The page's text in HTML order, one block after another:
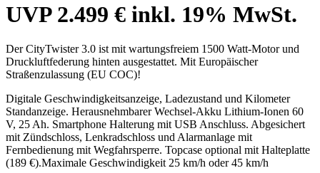
UVP 2.499 € inkl. 19% MwSt.
Der CityTwister 3.0 ist mit wartungsfreiem 1500 Watt-Motor und
Druckluftfederung hinten ausgestattet. Mit Europäischer
Straßenzulassung (EU COC)!
Digitale Geschwindigkeitsanzeige, Ladezustand und Kilometer
Standanzeige. Herausnehmbarer Wechsel-Akku Lithium-Ionen 60
V, 25 Ah. Smartphone Halterung mit USB Anschluss. Abgesichert
mit Zündschloss, Lenkradschloss und Alarmanlage mit
Fernbedienung mit Wegfahrsperre. Topcase optional mit Halteplatte
(189 €).Maximale Geschwindigkeit 25 km/h oder 45 km/h